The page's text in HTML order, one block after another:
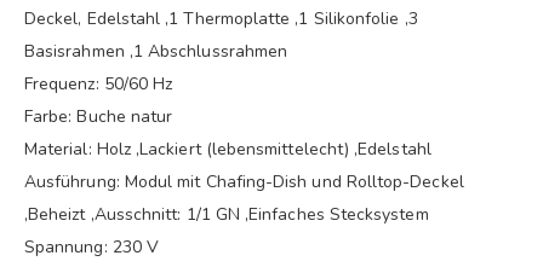
Deckel, Edelstahl ,1 Thermoplatte ,1 Silikonfolie ,3
Basisrahmen ,1 Abschlussrahmen
Frequenz: 50/60 Hz
Farbe: Buche natur
Material: Holz ,Lackiert (lebensmittelecht) ,Edelstahl
Ausführung: Modul mit Chafing-Dish und Rolltop-Deckel
,Beheizt ,Ausschnitt: 1/1 GN ,Einfaches Stecksystem
Spannung: 230 V